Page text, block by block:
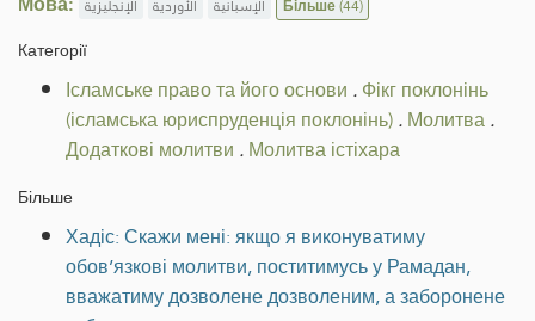
الإنجليزية الأوردية الإسبانية Більше(44)
Категорії
Ісламське право та його основи .Фікг поклонінь
(ісламська юриспруденція поклонінь).Молитва.
Додаткові молитви .Молитва істіхара
Більше
Хадіс: Скажи мені: якщо я виконуватиму
обов’язкові молитви, поститимусь у Рамадан,
вважатиму дозволене дозволеним, а заборонене